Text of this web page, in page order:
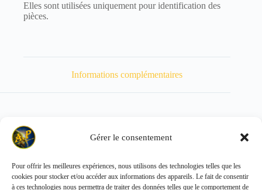
Gérer le consentement
Pour offrir les meilleures expériences, nous utilisons des technologies telles que les
cookies pour stocker et/ou accéder aux informations des appareils. Le fait de consentir
à ces technologies nous permettra de traiter des données telles que le comportement de
Elles sont utilisées uniquement pour identification des
pièces.
Informations complémentaires
Poids 1500 kg
Copyright © 2026 - ALL PARTS FRANCE SAS